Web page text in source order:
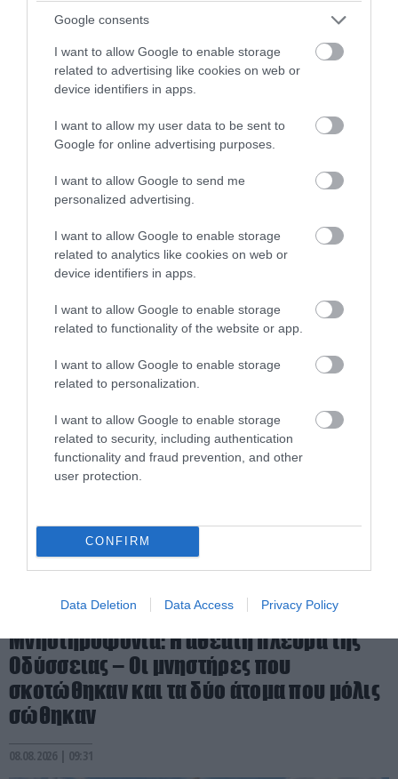
Google consents
I want to allow Google to enable storage
related to advertising like cookies on web or
device identifiers in apps.
I want to allow my user data to be sent to
Google for online advertising purposes.
I want to allow Google to send me
personalized advertising.
I want to allow Google to enable storage
related to analytics like cookies on web or
device identifiers in apps.
I want to allow Google to enable storage
related to functionality of the website or app.
I want to allow Google to enable storage
related to personalization.
I want to allow Google to enable storage
related to security, including authentication
functionality and fraud prevention, and other
user protection.
CONFIRM
Data Deletion Data Access Privacy Policy
PRONEWS.GR /ΙΣΤΟΡΙΑ
Αρχαία Ελλάδα: Αυτό είναι το
βάρος του σε ασήμι
08.08.2026 | 12:30
PRONEWS.GR /ΙΣΤΟΡΙΑ
Μνηστηροφονία: Η αθέατη πλευρά της
Οδύσσειας – Οι μνηστήρες που
σκοτώθηκαν και τα δύο άτομα που μόλις
σώθηκαν
08.08.2026 | 09:31